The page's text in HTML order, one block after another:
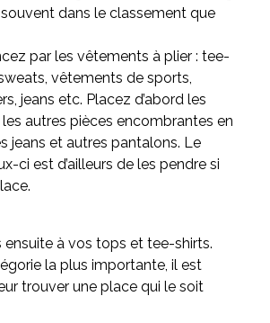
dans le classement que
par les vêtements à plier : tee-
vêtements de sports,
jeans etc. Placez d’abord les
autres pièces encombrantes en
jeans et autres pantalons. Le
ci est d’ailleurs de les pendre si
à vos tops et tee-shirts.
la plus importante, il est
trouver une place qui le soit